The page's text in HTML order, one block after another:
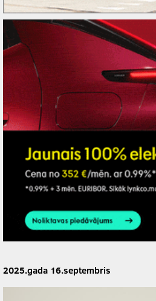
2025.gada 16.septembris